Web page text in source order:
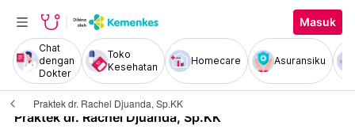
Masuk
Chat
dengan
Dokter
Toko
Kesehatan
Homecare Asuransiku
Praktek dr. Rachel Djuanda, Sp.KK
Praktek dr. Rachel Djuanda, Sp.KK